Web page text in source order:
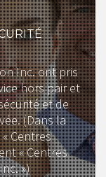
Inc. ont pris
hors pair et
et de
(Dans la
Centres
« Centres
»)